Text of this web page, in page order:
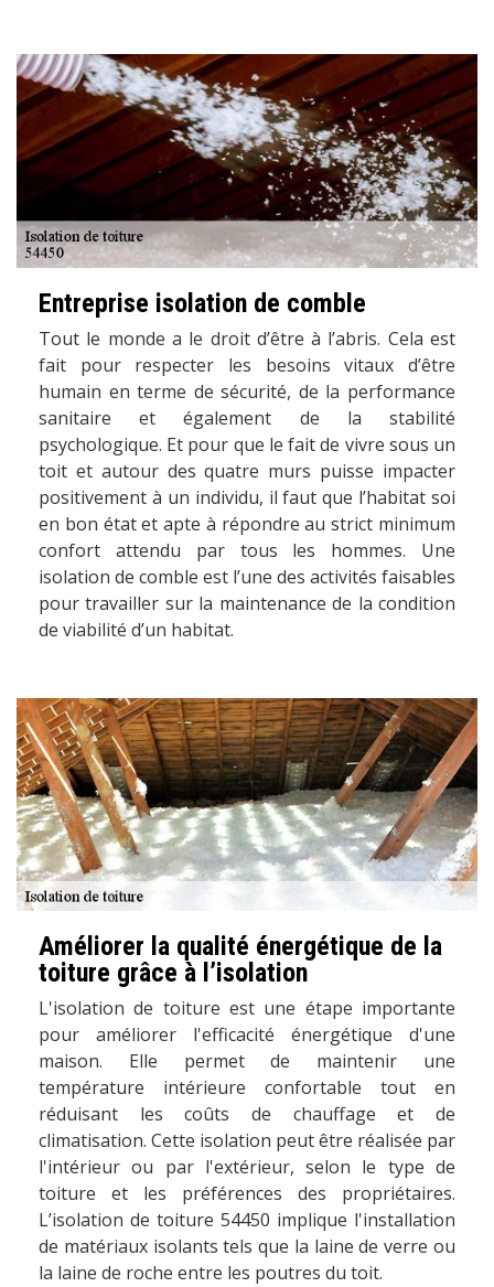
Entreprise isolation de comble
Tout le monde a le droit d’être à l’abris. Cela est
fait pour respecter les besoins vitaux d’être
humain en terme de sécurité, de la performance
sanitaire et également de la stabilité
psychologique. Et pour que le fait de vivre sous un
toit et autour des quatre murs puisse impacter
positivement à un individu, il faut que l’habitat soi
en bon état et apte à répondre au strict minimum
confort attendu par tous les hommes. Une
isolation de comble est l’une des activités faisables
pour travailler sur la maintenance de la condition
de viabilité d’un habitat.
Améliorer la qualité énergétique de la
toiture grâce à l’isolation
L'isolation de toiture est une étape importante
pour améliorer l'efficacité énergétique d'une
maison. Elle permet de maintenir une
température intérieure confortable tout en
réduisant les coûts de chauffage et de
climatisation. Cette isolation peut être réalisée par
l'intérieur ou par l'extérieur, selon le type de
toiture et les préférences des propriétaires.
L’isolation de toiture 54450 implique l'installation
de matériaux isolants tels que la laine de verre ou
la laine de roche entre les poutres du toit.